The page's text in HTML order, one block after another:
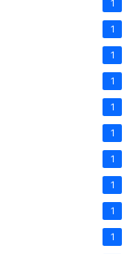
1
1
1
1
1
1
1
1
1
1